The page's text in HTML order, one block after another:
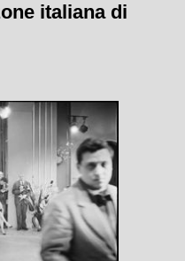
italiana di